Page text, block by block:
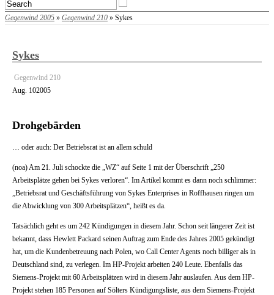
Gegenwind 2005 » Gegenwind 210 » Sykes
Sykes
Gegenwind 210
Aug. 102005
Drohgebärden
… oder auch: Der Betriebsrat ist an allem schuld
(noa) Am 21. Juli schockte die „WZ“ auf Seite 1 mit der Überschrift „250
Arbeitsplätze gehen bei Sykes verloren“. Im Artikel kommt es dann noch schlimmer:
„Betriebsrat und Geschäftsführung von Sykes Enterprises in Roffhausen ringen um
die Abwicklung von 300 Arbeitsplätzen“, heißt es da.
Tatsächlich geht es um 242 Kündigungen in diesem Jahr. Schon seit längerer Zeit ist
bekannt, dass Hewlett Packard seinen Auftrag zum Ende des Jahres 2005 gekündigt
hat, um die Kundenbetreuung nach Polen, wo Call Center Agents noch billiger als in
Deutschland sind, zu verlegen. Im HP-Projekt arbeiten 240 Leute. Ebenfalls das
Siemens-Projekt mit 60 Arbeitsplätzen wird in diesem Jahr auslaufen. Aus dem HP-
Projekt stehen 185 Personen auf Sölters Kündigungsliste, aus dem Siemens-Projekt